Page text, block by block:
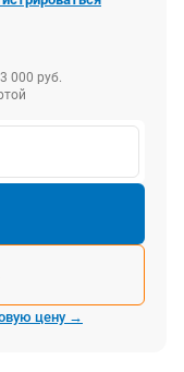
000 руб.
цену →